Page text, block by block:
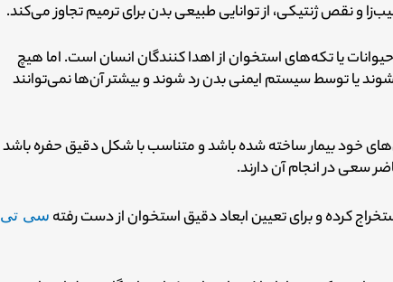
و نقص ژنتیکی، از توانایی طبیعی بدن برای ترمیم تجاوز می‌کند.
یا تکه‌های استخوان از اهدا کنندگان انسان است. اما هیچ
یا توسط سیستم ایمنی بدن رد شوند و بیشتر آن‌ها نمی‌توانند
خود بیمار ساخته شده باشد و متناسب با شکل دقیق حفره باشد
سعی در انجام آن دارند.
کرده و برای تعیین ابعاد دقیق استخوان از دست رفته سی تی